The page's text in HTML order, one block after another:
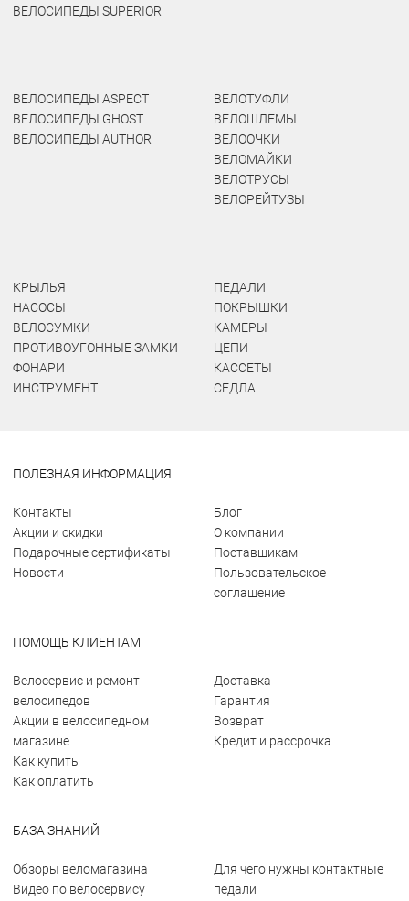
ВЕЛОСИПЕДЫ SUPERIOR
ВЕЛОСИПЕДЫ ASPECT
ВЕЛОСИПЕДЫ GHOST
ВЕЛОСИПЕДЫ AUTHOR
ВЕЛОТУФЛИ
ВЕЛОШЛЕМЫ
ВЕЛООЧКИ
ВЕЛОМАЙКИ
ВЕЛОТРУСЫ
ВЕЛОРЕЙТУЗЫ
КРЫЛЬЯ
НАСОСЫ
ВЕЛОСУМКИ
ПРОТИВОУГОННЫЕ ЗАМКИ
ФОНАРИ
ИНСТРУМЕНТ
ПЕДАЛИ
ПОКРЫШКИ
КАМЕРЫ
ЦЕПИ
КАССЕТЫ
СЕДЛА
ПОЛЕЗНАЯ ИНФОРМАЦИЯ
Контакты
Акции и скидки
Подарочные сертификаты
Новости
Блог
О компании
Поставщикам
Пользовательское
соглашение
ПОМОЩЬ КЛИЕНТАМ
Велосервис и ремонт
велосипедов
Акции в велосипедном
магазине
Как купить
Как оплатить
Доставка
Гарантия
Возврат
Кредит и рассрочка
БАЗА ЗНАНИЙ
Обзоры веломагазина
Видео по велосервису
Для чего нужны контактные
педали